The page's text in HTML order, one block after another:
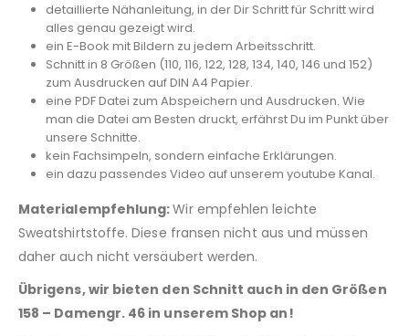
detaillierte Nähanleitung, in der Dir Schritt für Schritt wird
alles genau gezeigt wird.
ein E-Book mit Bildern zu jedem Arbeitsschritt.
Schnitt in 8 Größen (110, 116, 122, 128, 134, 140, 146 und 152)
zum Ausdrucken auf DIN A4 Papier.
eine PDF Datei zum Abspeichern und Ausdrucken. Wie
man die Datei am Besten druckt, erfährst Du im Punkt über
unsere Schnitte.
kein Fachsimpeln, sondern einfache Erklärungen.
ein dazu passendes Video auf unserem youtube Kanal.
Materialempfehlung:Wir empfehlen leichte
Sweatshirtstoffe. Diese fransen nicht aus und müssen
daher auch nicht versäubert werden.
Übrigens, wir bieten den Schnitt auch in den Größen
158 – Damengr. 46 in unserem Shop an!